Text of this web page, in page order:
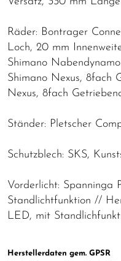
Räder: Bontrager
Loch, 20 mm
Shimano
Shimano Nexus, 8fach
Nexus, 8fach
Ständer: Pletscher
Schutzblech: SKS,
Vorderlicht: Spanninga
Standlichtfunktion //
LED, mit
Herstellerdaten gem. GPSR